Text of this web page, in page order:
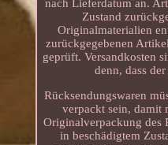
nach Lieferdatum an.
Zustand
Originalmaterialien
zurückgegebenen
geprüft. Versandkosten
denn, dass
Rücksendungswaren
verpackt sein, damit
Originalverpackung des
in beschädigtem